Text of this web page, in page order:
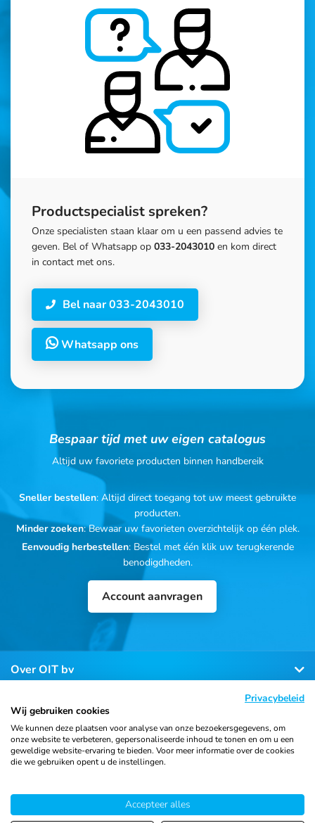
Productspecialist spreken?
Onze specialisten staan klaar om u een passend advies te
geven. Bel of Whatsapp op 033-2043010 en kom direct
in contact met ons.
Bel naar 033-2043010
Whatsapp ons
Bespaar tijd met uw eigen catalogus
Altijd uw favoriete producten binnen handbereik
Sneller bestellen: Altijd direct toegang tot uw meest gebruikte
producten.
Minder zoeken: Bewaar uw favorieten overzichtelijk op één plek.
Eenvoudig herbestellen: Bestel met één klik uw terugkerende
benodigdheden.
Account aanvragen
Over OIT bv
Klantenservice
Contact
& Trading B.V.
Algemene voorwaarden
verklaring
Cookiebeleid Sitemap
Privacybeleid
Wij gebruiken cookies
We kunnen deze plaatsen voor analyse van onze bezoekersgegevens, om
onze website te verbeteren, gepersonaliseerde inhoud te tonen en om u een
geweldige website-ervaring te bieden. Voor meer informatie over de cookies
die we gebruiken opent u de instellingen.
Accepteer alles